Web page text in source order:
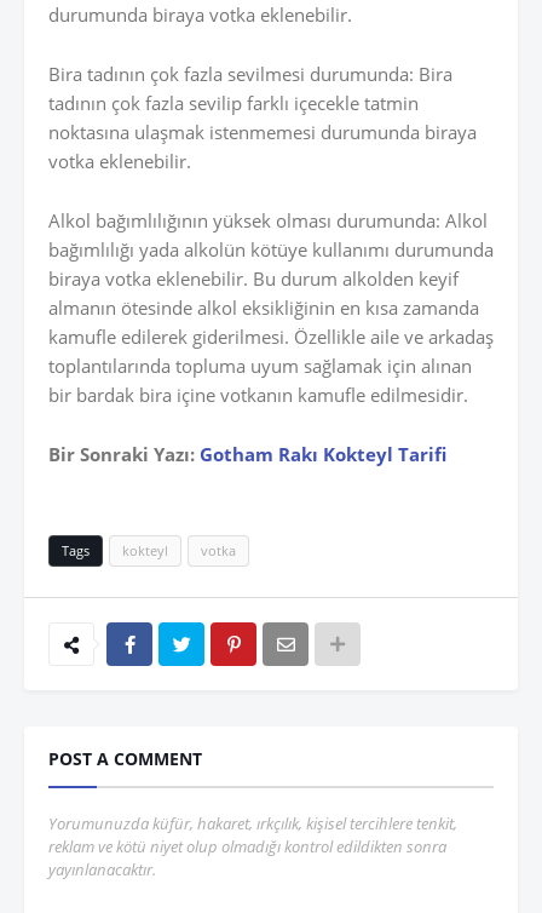
durumunda biraya votka eklenebilir.
Bira tadının çok fazla sevilmesi durumunda: Bira
tadının çok fazla sevilip farklı içecekle tatmin
noktasına ulaşmak istenmemesi durumunda biraya
votka eklenebilir.
Alkol bağımlılığının yüksek olması durumunda: Alkol
bağımlılığı yada alkolün kötüye kullanımı durumunda
biraya votka eklenebilir. Bu durum alkolden keyif
almanın ötesinde alkol eksikliğinin en kısa zamanda
kamufle edilerek giderilmesi. Özellikle aile ve arkadaş
toplantılarında topluma uyum sağlamak için alınan
bir bardak bira içine votkanın kamufle edilmesidir.
Bir Sonraki Yazı: Gotham Rakı Kokteyl Tarifi
Tags kokteyl votka
POST A COMMENT
Yorumunuzda küfür, hakaret, ırkçılık, kişisel tercihlere tenkit,
reklam ve kötü niyet olup olmadığı kontrol edildikten sonra
yayınlanacaktır.